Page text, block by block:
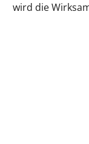
wird die